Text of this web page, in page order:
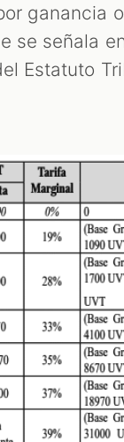
ganancia
se señala
Estatuto